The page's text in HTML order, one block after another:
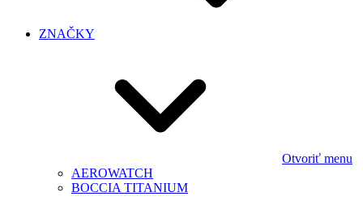
ZNAČKY
Otvoriť menu
AEROWATCH
BOCCIA TITANIUM